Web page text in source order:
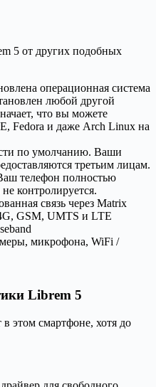
5 от других подобных
операционная система
любой другой
что вы можете
Fedora и даже Arch Linux на
по умолчанию. Ваши
третьим лицам.
телефон полностью
контролируется.
связь через Matrix
GSM, UMTS и LTE
микрофона, WiFi /
Librem 5
в этом смартфоне, хотя до